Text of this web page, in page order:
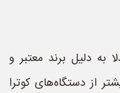
به دلیل برند معتبر و
از دستگاه‌های کوترا